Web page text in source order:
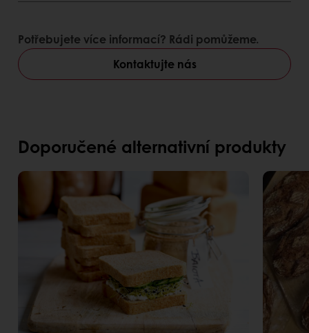
Potřebujete více informací? Rádi pomůžeme.
Kontaktujte nás
Doporučené alternativní produkty